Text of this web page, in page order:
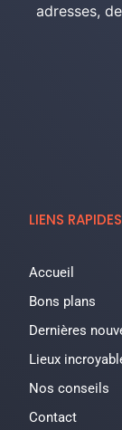
adresses,
LIENS RAPIDES
Accueil
Bons plans
Dernières
Lieux
Nos conseils
Contact